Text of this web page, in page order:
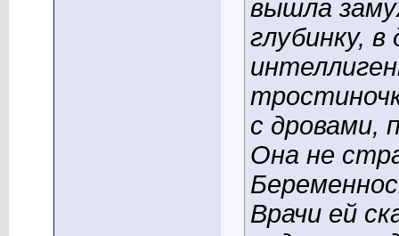
вышла
глубинку, в
с дровами,
Она не
Врачи ей